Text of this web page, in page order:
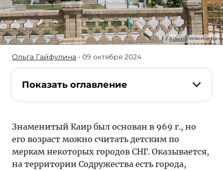
Alaexis, Wikimedia
На
СНГ
египетской
столицы
Ольга Гайфулина • 09 октября 2024
Показать оглавление
Знаменитый Каир был основан в 969 г., но
его возраст можно считать детским по
меркам некоторых городов СНГ. Оказывается,
на территории Содружества есть города,